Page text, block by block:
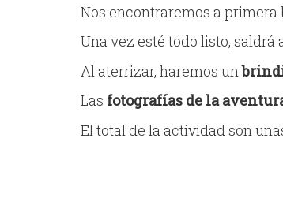
Nos encontraremos a primera
Una vez esté todo listo,
Al aterrizar, haremos un
Las fotografías de la
El total de la actividad son